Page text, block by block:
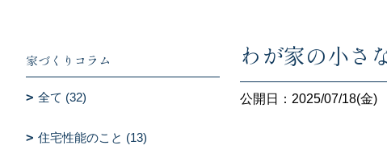
わが家の小さ
公開日：2025/07/18(金)
家づくりコラム
全て (32)
住宅性能のこと (13)